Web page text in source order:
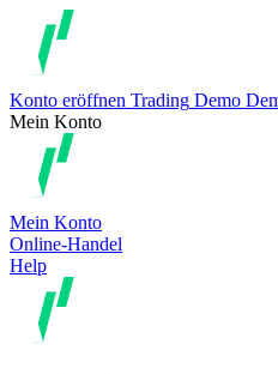
Konto eröffnen Trading Demo
Mein Konto
Mein Konto
Online-Handel
Help